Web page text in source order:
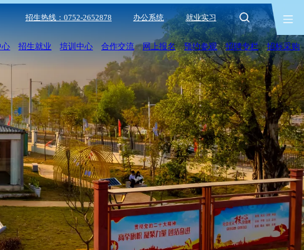
招生热线：0752-2652878 办公系统 就业实习
心 招生就业 培训中心 合作交流 网上报名 预约参观 招聘专栏 招标采购